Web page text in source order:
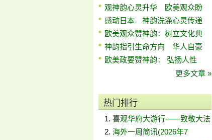
观神韵心灵升华 欧美观众盼
感动日本 神韵洗涤心灵传递
欧美观众赞神韵：树立文化典
神韵指引生命方向 华人自豪
欧美政要赞神韵： 弘扬人性
更多文章 »
热门排行
喜观华府大游行——致敬大法
海外一周简讯(2026年7